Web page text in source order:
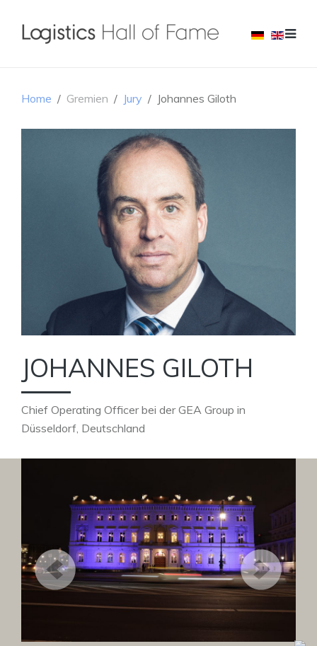
Home Gremien Jury Johannes Giloth
JOHANNES GILOTH
Chief Operating Officer bei der GEA Group in
Düsseldorf, Deutschland